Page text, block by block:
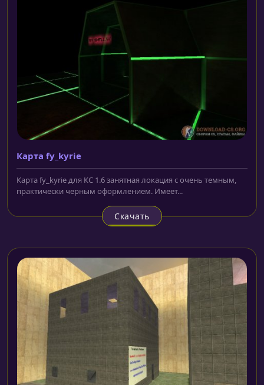
Карта fy_kyrie
Карта fy_kyrie для КС 1.6 занятная локация с очень темным,
практически черным оформлением. Имеет...
Скачать